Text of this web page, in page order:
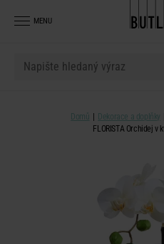
MENU
Domů Dekorace a doplňky
FLORISTA Orchidej v